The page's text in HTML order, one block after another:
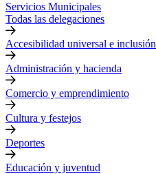
Servicios Municipales
Todas las delegaciones
Accesibilidad universal e inclusión
Administración y hacienda
Comercio y emprendimiento
Cultura y festejos
Deportes
Educación y juventud